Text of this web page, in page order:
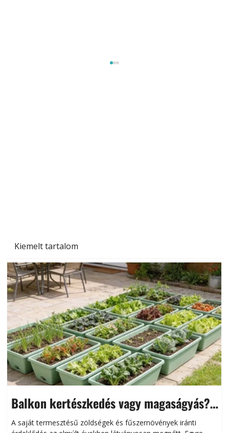
Kiemelt tartalom
Balkon kertészkedés vagy magaságyás?
Helytakarékos kertészkedés
A saját termesztésű zöldségek és fűszernövények iránti